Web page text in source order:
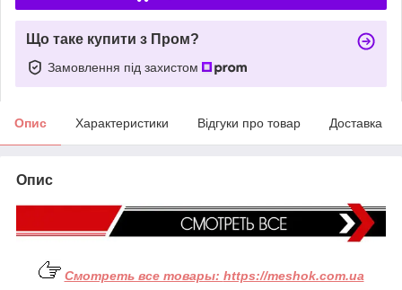
Що таке купити з Пром?
Замовлення під захистом
Опис Характеристики Відгуки про товар Доставка
Опис
Смотреть все товары: https://meshok.com.ua